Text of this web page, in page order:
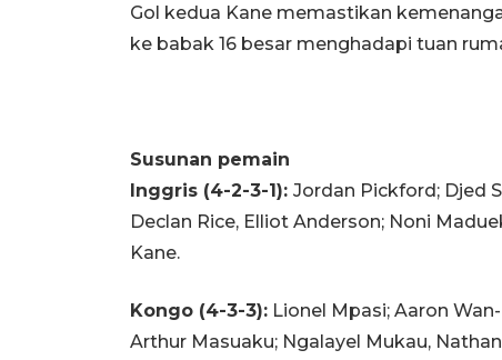
Gol kedua Kane memastikan
ke babak 16 besar menghadapi tuan
Susunan pemain
Inggris (4-2-3-1): Jordan Pickford; Djed
Declan Rice, Elliot Anderson; Noni
Kane.
Kongo (4-3-3): Lionel Mpasi; Aaron
Arthur Masuaku; Ngalayel Mukau,